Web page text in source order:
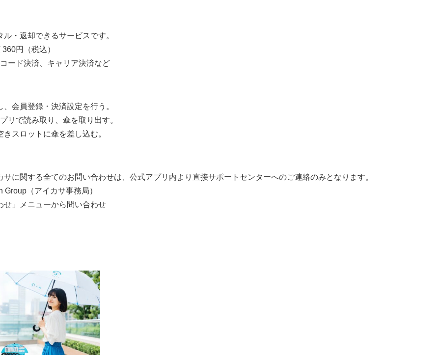
返却できるサービスです。
円（税込）
ード決済、キャリア決済など
会員登録・決済設定を行う。
リで読み取り、傘を取り出す。
スロットに傘を差し込む。
関する全てのお問い合わせは、公式アプリ内より直接サポートセンターへのご連絡のみとなります。
（アイカサ事務局）
せ」メニューから問い合わせ